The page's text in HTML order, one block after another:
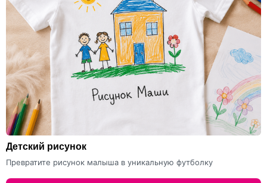
Детский рисунок
Превратите рисунок малыша в уникальную футболку